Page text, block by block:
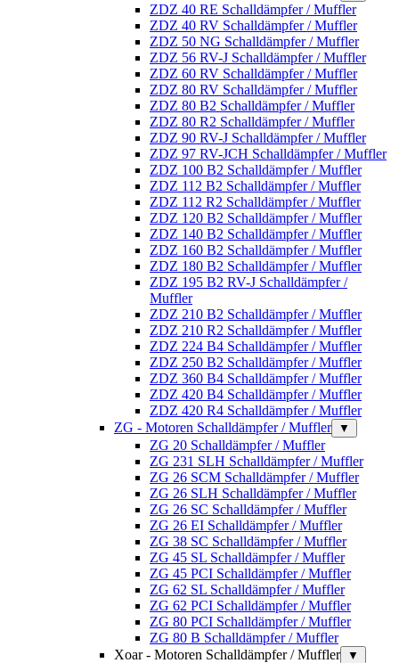
ZDZ 40 RE Schalldämpfer / Muffler
ZDZ 40 RV Schalldämpfer / Muffler
ZDZ 50 NG Schalldämpfer / Muffler
ZDZ 56 RV-J Schalldämpfer / Muffler
ZDZ 60 RV Schalldämpfer / Muffler
ZDZ 80 RV Schalldämpfer / Muffler
ZDZ 80 B2 Schalldämpfer / Muffler
ZDZ 80 R2 Schalldämpfer / Muffler
ZDZ 90 RV-J Schalldämpfer / Muffler
ZDZ 97 RV-JCH Schalldämpfer / Muffler
ZDZ 100 B2 Schalldämpfer / Muffler
ZDZ 112 B2 Schalldämpfer / Muffler
ZDZ 112 R2 Schalldämpfer / Muffler
ZDZ 120 B2 Schalldämpfer / Muffler
ZDZ 140 B2 Schalldämpfer / Muffler
ZDZ 160 B2 Schalldämpfer / Muffler
ZDZ 180 B2 Schalldämpfer / Muffler
ZDZ 195 B2 RV-J Schalldämpfer /
Muffler
ZDZ 210 B2 Schalldämpfer / Muffler
ZDZ 210 R2 Schalldämpfer / Muffler
ZDZ 224 B4 Schalldämpfer / Muffler
ZDZ 250 B2 Schalldämpfer / Muffler
ZDZ 360 B4 Schalldämpfer / Muffler
ZDZ 420 B4 Schalldämpfer / Muffler
ZDZ 420 R4 Schalldämpfer / Muffler
ZG - Motoren Schalldämpfer / Muffler
▼
ZG 20 Schalldämpfer / Muffler
ZG 231 SLH Schalldämpfer / Muffler
ZG 26 SCM Schalldämpfer / Muffler
ZG 26 SLH Schalldämpfer / Muffler
ZG 26 SC Schalldämpfer / Muffler
ZG 26 EI Schalldämpfer / Muffler
ZG 38 SC Schalldämpfer / Muffler
ZG 45 SL Schalldämpfer / Muffler
ZG 45 PCI Schalldämpfer / Muffler
ZG 62 SL Schalldämpfer / Muffler
ZG 62 PCI Schalldämpfer / Muffler
ZG 80 PCI Schalldämpfer / Muffler
ZG 80 B Schalldämpfer / Muffler
Xoar - Motoren Schalldämpfer / Muffler
▼